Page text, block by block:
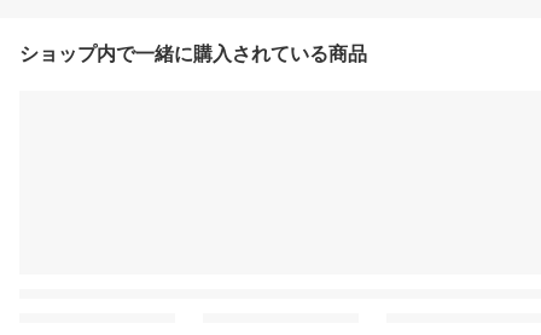
ショップ内で一緒に購入されている商品